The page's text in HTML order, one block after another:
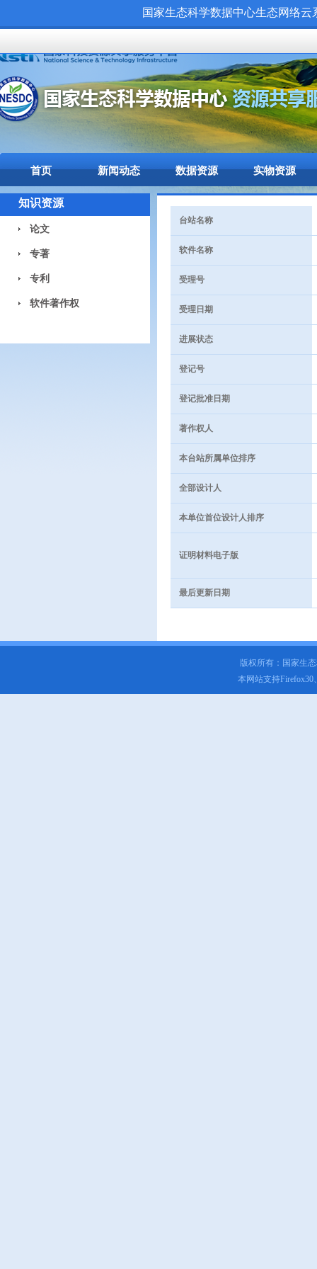
国家生态科学数据中心生态网络
首页 新闻动态 数据资源 实物资源
知识资源
论文
专著
专利
软件著作权
台站名称
软件名称
受理号
受理日期
进展状态
登记号
登记批准日期
著作权人
本台站所属单位排序
全部设计人
本单位首位设计人排序
证明材料电子版
最后更新日期
版权所有：国家生
本网站支持